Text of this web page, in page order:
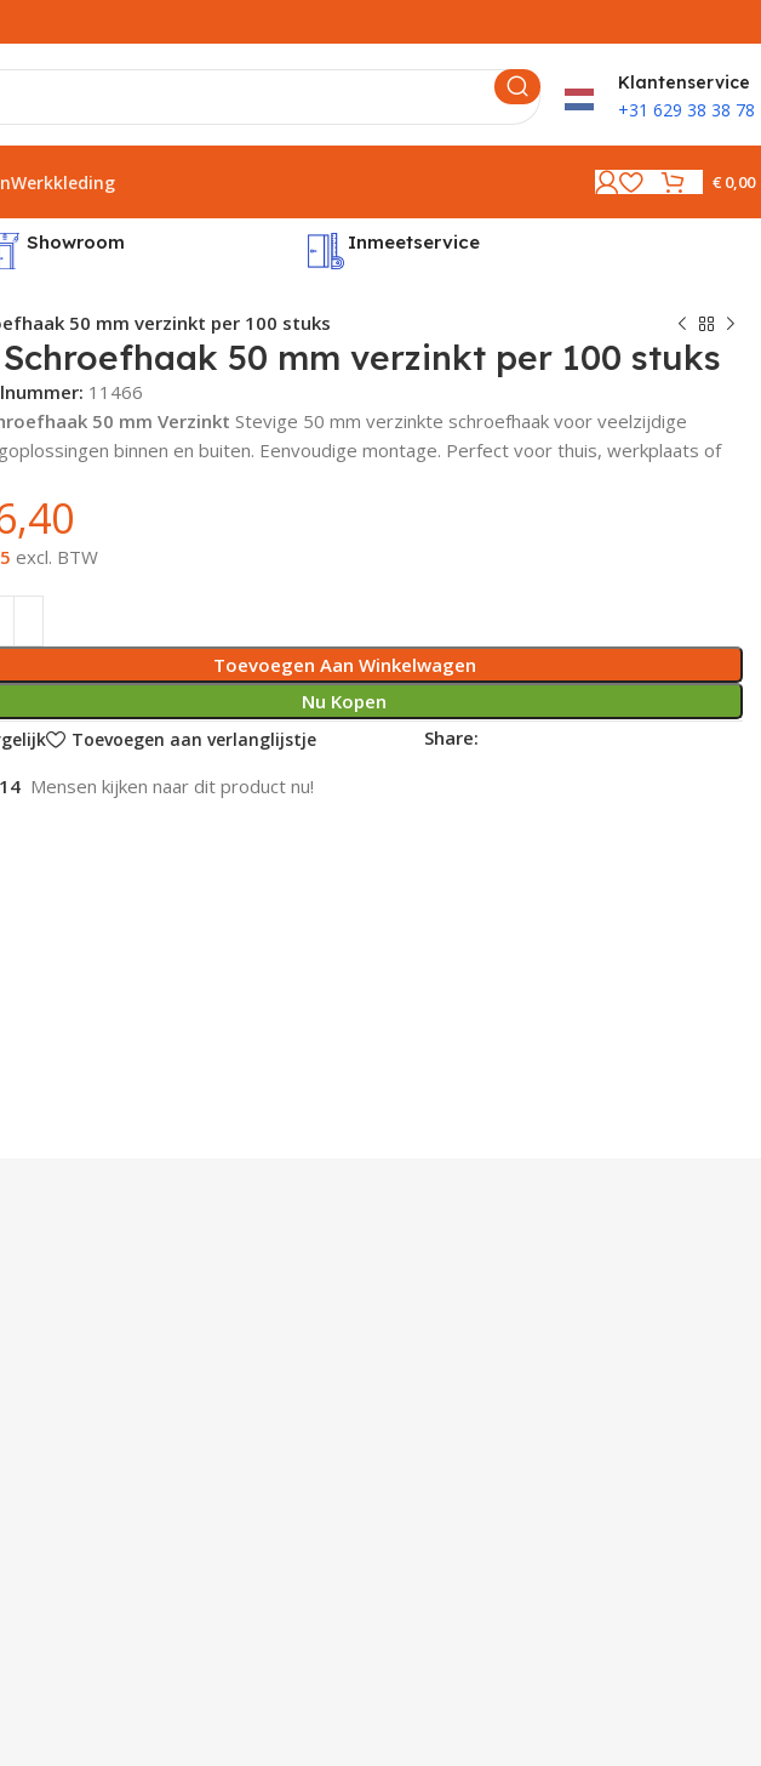
Klantenservice
+31 629 38 38 78
Werkkleding €0,00
Showroom Inmeetservice
50 mm verzinkt per 100 stuks
Schroefhaak 50 mm verzinkt per 100 stuks
11466
50 mm Verzinkt Stevige 50 mm verzinkte schroefhaak voor veelzijdige
binnen en buiten. Eenvoudige montage. Perfect voor thuis, werkplaats of
excl. BTW
Toevoegen Aan Winkelwagen
Nu Kopen
Toevoegen aan verlanglijstje Share:
14 Mensen kijken naar dit product nu!